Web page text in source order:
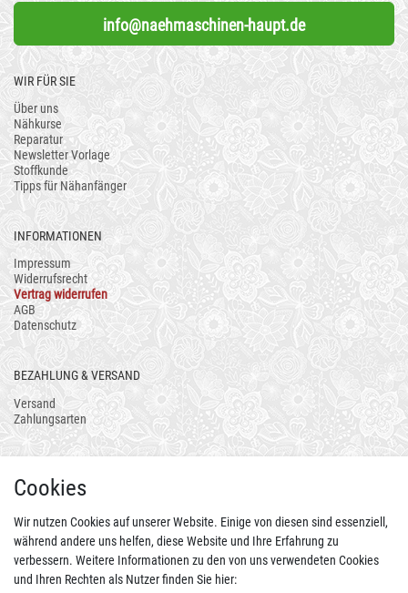
info@naehmaschinen-haupt.de
WIR FÜR SIE
Über uns
Nähkurse
Reparatur
Newsletter Vorlage
Stoffkunde
Tipps für Nähanfänger
INFORMATIONEN
Impressum
Widerrufsrecht
Vertrag widerrufen
AGB
Datenschutz
BEZAHLUNG & VERSAND
Versand
Zahlungsarten
Cookies
Wir nutzen Cookies auf unserer Website. Einige von diesen sind essenziell,
während andere uns helfen, diese Website und Ihre Erfahrung zu
verbessern. Weitere Informationen zu den von uns verwendeten Cookies
und Ihren Rechten als Nutzer finden Sie hier: